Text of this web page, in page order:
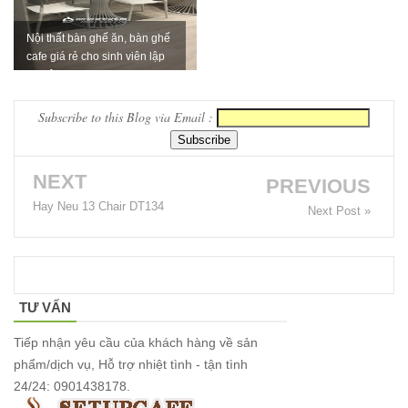
cafe ngoài
trời ban
vườn sân
thượng bàn
kính cường
lực 277
quán cafe
nhà hàng
mặt bàn
composite
Nội thất bàn ghế ăn, bàn ghế
cafe giá rẻ cho sinh viên lập
nghiệp
Subscribe to this Blog via Email :
NEXT
Hay Neu 13 Chair DT134
PREVIOUS
Next Post »
TƯ VẤN
Tiếp nhận yêu cầu của khách hàng về sản
phẩm/dịch vụ, Hỗ trợ nhiệt tình - tận tình
24/24: 0901438178.